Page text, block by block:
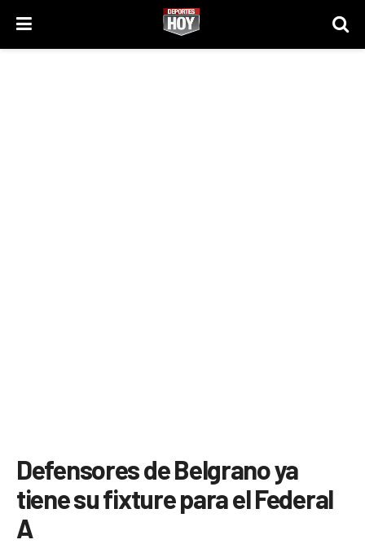
Defensores de Belgrano ya
tiene su fixture para el Federal
A